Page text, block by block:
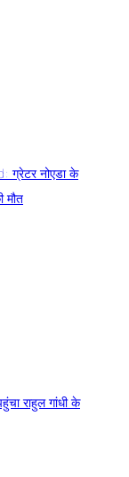
नोएडा के
मौत
राहुल गांधी के